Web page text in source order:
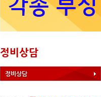
정비상담
정비상담